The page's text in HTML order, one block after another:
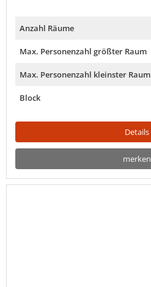
Anzahl Räume
Max. Personenzahl größter Raum
Max. Personenzahl kleinster Raum
Block
Details
merken